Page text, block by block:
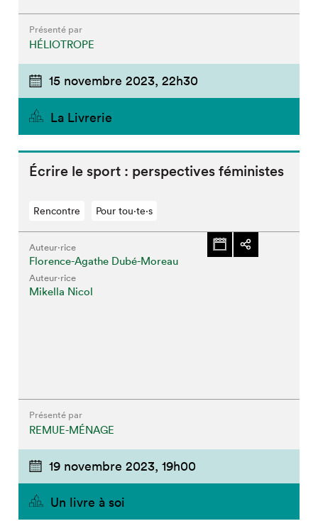
Présenté par
HÉLIOTROPE
15 novembre 2023, 22h30
La Livrerie
Écrire le sport : perspectives féministes
Rencontre Pour tou⋅te⋅s
Auteur·rice
Florence-Agathe Dubé-Moreau
Auteur·rice
Mikella Nicol
Présenté par
REMUE-MÉNAGE
19 novembre 2023, 19h00
Un livre à soi